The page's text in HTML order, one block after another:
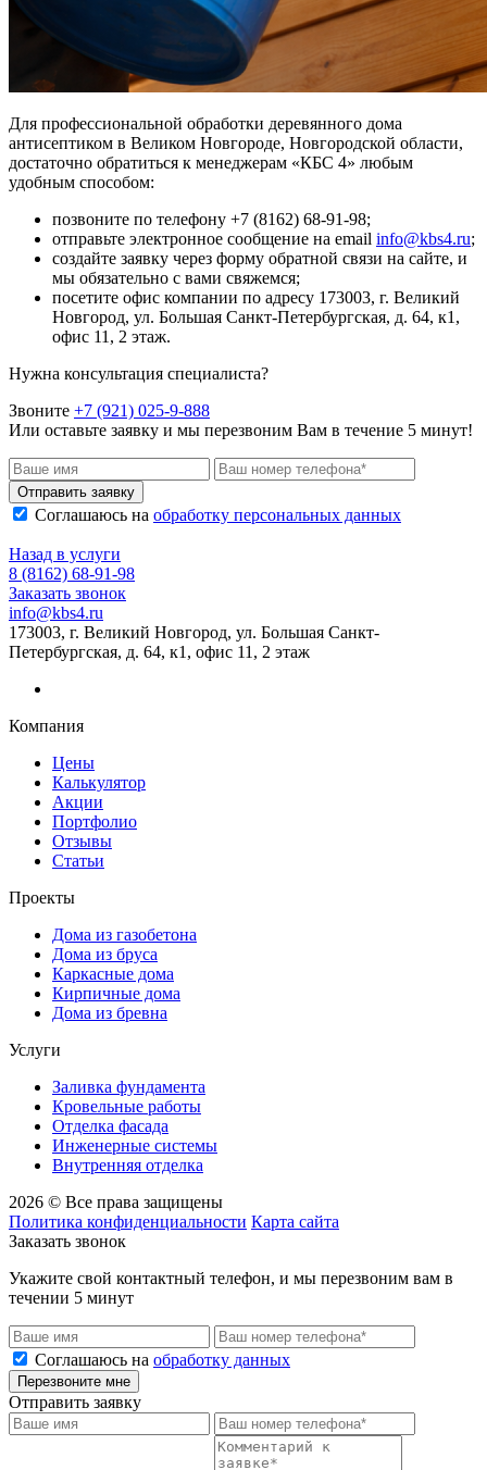
Для профессиональной обработки деревянного дома
антисептиком в Великом Новгороде, Новгородской области,
достаточно обратиться к менеджерам «КБС 4» любым
удобным способом:
позвоните по телефону +7 (8162) 68-91-98;
отправьте электронное сообщение на email info@kbs4.ru;
создайте заявку через форму обратной связи на сайте, и
мы обязательно с вами свяжемся;
посетите офис компании по адресу 173003, г. Великий
Новгород, ул. Большая Санкт-Петербургская, д. 64, к1,
офис 11, 2 этаж.
Нужна консультация специалиста?
Звоните +7 (921) 025-9-888
Или оставьте заявку и мы перезвоним Вам в течение 5 минут!
Отправить заявку
Соглашаюсь на обработку персональных данных
Назад в услуги
8 (8162) 68-91-98
Заказать звонок
info@kbs4.ru
173003, г. Великий Новгород, ул. Большая Санкт-
Петербургская, д. 64, к1, офис 11, 2 этаж
Компания
Цены
Калькулятор
Акции
Портфолио
Отзывы
Статьи
Проекты
Дома из газобетона
Дома из бруса
Каркасные дома
Кирпичные дома
Дома из бревна
Услуги
Заливка фундамента
Кровельные работы
Отделка фасада
Инженерные системы
Внутренняя отделка
2026 © Все права защищены
Политика конфиденциальности Карта сайта
Заказать звонок
Укажите свой контактный телефон, и мы перезвоним вам в
течении 5 минут
Соглашаюсь на обработку данных
Перезвоните мне
Отправить заявку